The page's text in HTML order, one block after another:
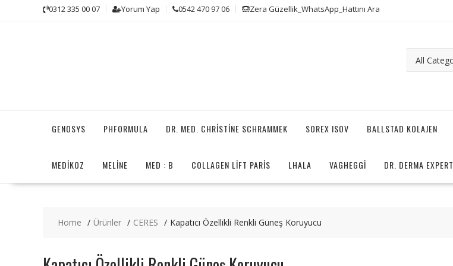
0312 335 00 07 Yorum Yap 0542 470 97 06 Zera Güzellik_WhatsApp_Hattını Ara
GENOSYS PHFORMULA DR. MED. CHRISTINE SCHRAMMEK SOREX ISOV BALLSTAD KOLAJEN
MEDİKOZ MELINE MED : B COLLAGEN LIFT PARIS LHALA VAGHEGGI DR. DERMA EXPERT
Home Ürünler CERES Kapatıcı Özellikli Renkli Güneş Koruyucu